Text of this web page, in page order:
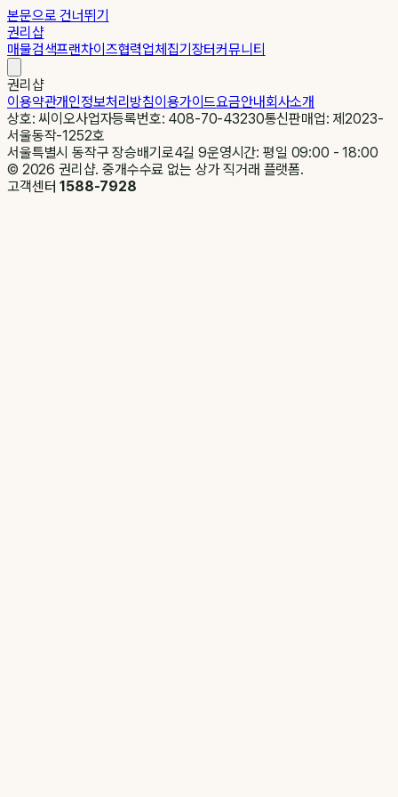
본문으로 건너뛰기
권리샵
매물검색프랜차이즈협력업체집기장터커뮤니티
권리샵
이용약관개인정보처리방침이용가이드요금안내회사소개
상호: 씨이오사업자등록번호: 408-70-43230통신판매업: 제2023-
서울동작-1252호
서울특별시 동작구 장승배기로4길 9운영시간: 평일 09:00 - 18:00
© 2026 권리샵. 중개수수료 없는 상가 직거래 플랫폼.
고객센터1588-7928